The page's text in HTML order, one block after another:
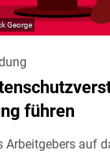
George
führen
Arbeitgebers auf